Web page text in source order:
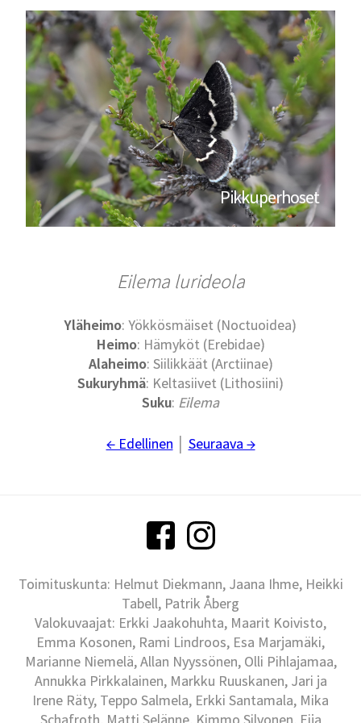
Pikkuperhoset
Eilema lurideola
Yläheimo: Yökkösmäiset (Noctuoidea)
Heimo: Hämyköt (Erebidae)
Alaheimo: Siilikkäät (Arctiinae)
Sukuryhmä: Keltasiivet (Lithosiini)
Suku: Eilema
← Edellinen Seuraava →
Toimituskunta: Helmut Diekmann, Jaana Ihme, Heikki
Tabell, Patrik Åberg
Valokuvaajat: Erkki Jaakohuhta, Maarit Koivisto,
Emma Kosonen, Rami Lindroos, Esa Marjamäki,
Marianne Niemelä, Allan Nyyssönen, Olli Pihlajamaa,
Annukka Pirkkalainen, Markku Ruuskanen, Jari ja
Irene Räty, Teppo Salmela, Erkki Santamala, Mika